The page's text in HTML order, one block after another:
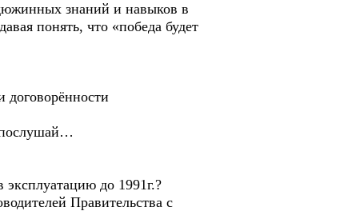
знаний и навыков в
понять, что «победа будет
до 1991г.?
Правительства с